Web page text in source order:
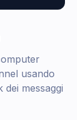
usando
messaggi